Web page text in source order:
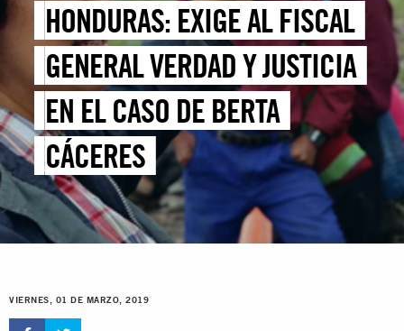
HONDURAS: EXIGE AL FISCAL
GENERAL VERDAD Y JUSTICIA
EN EL CASO DE BERTA
CÁCERES
VIERNES, 01 DE MARZO, 2019